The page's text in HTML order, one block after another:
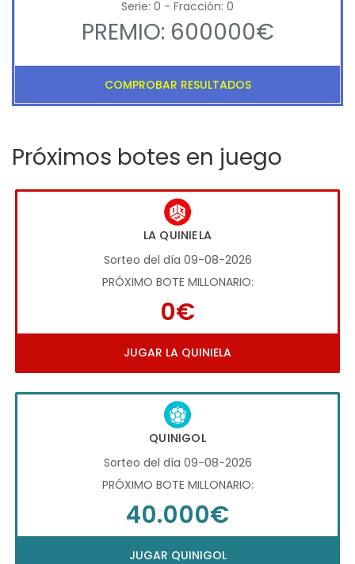
Serie: 0 - Fracción: 0
PREMIO: 600000€
COMPROBAR RESULTADOS
Próximos botes en juego
LA QUINIELA
Sorteo del día 09-08-2026
PRÓXIMO BOTE MILLONARIO:
0€
JUGAR LA QUINIELA
QUINIGOL
Sorteo del día 09-08-2026
PRÓXIMO BOTE MILLONARIO:
40.000€
JUGAR QUINIGOL